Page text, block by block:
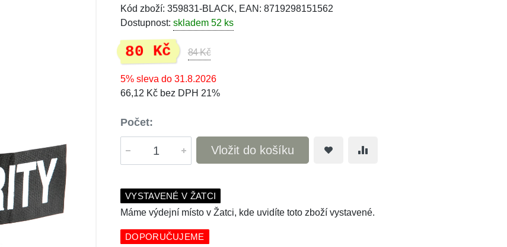
Kód zboží: 359831-BLACK, EAN: 8719298151562
Dostupnost: skladem 52 ks
80 Kč 84 Kč
5% sleva do 31.8.2026
66,12 Kč bez DPH 21%
Počet:
Vložit do košíku
VYSTAVENÉ V ŽATCI
Máme výdejní místo v Žatci, kde uvidíte toto zboží vystavené.
DOPORUČUJEME